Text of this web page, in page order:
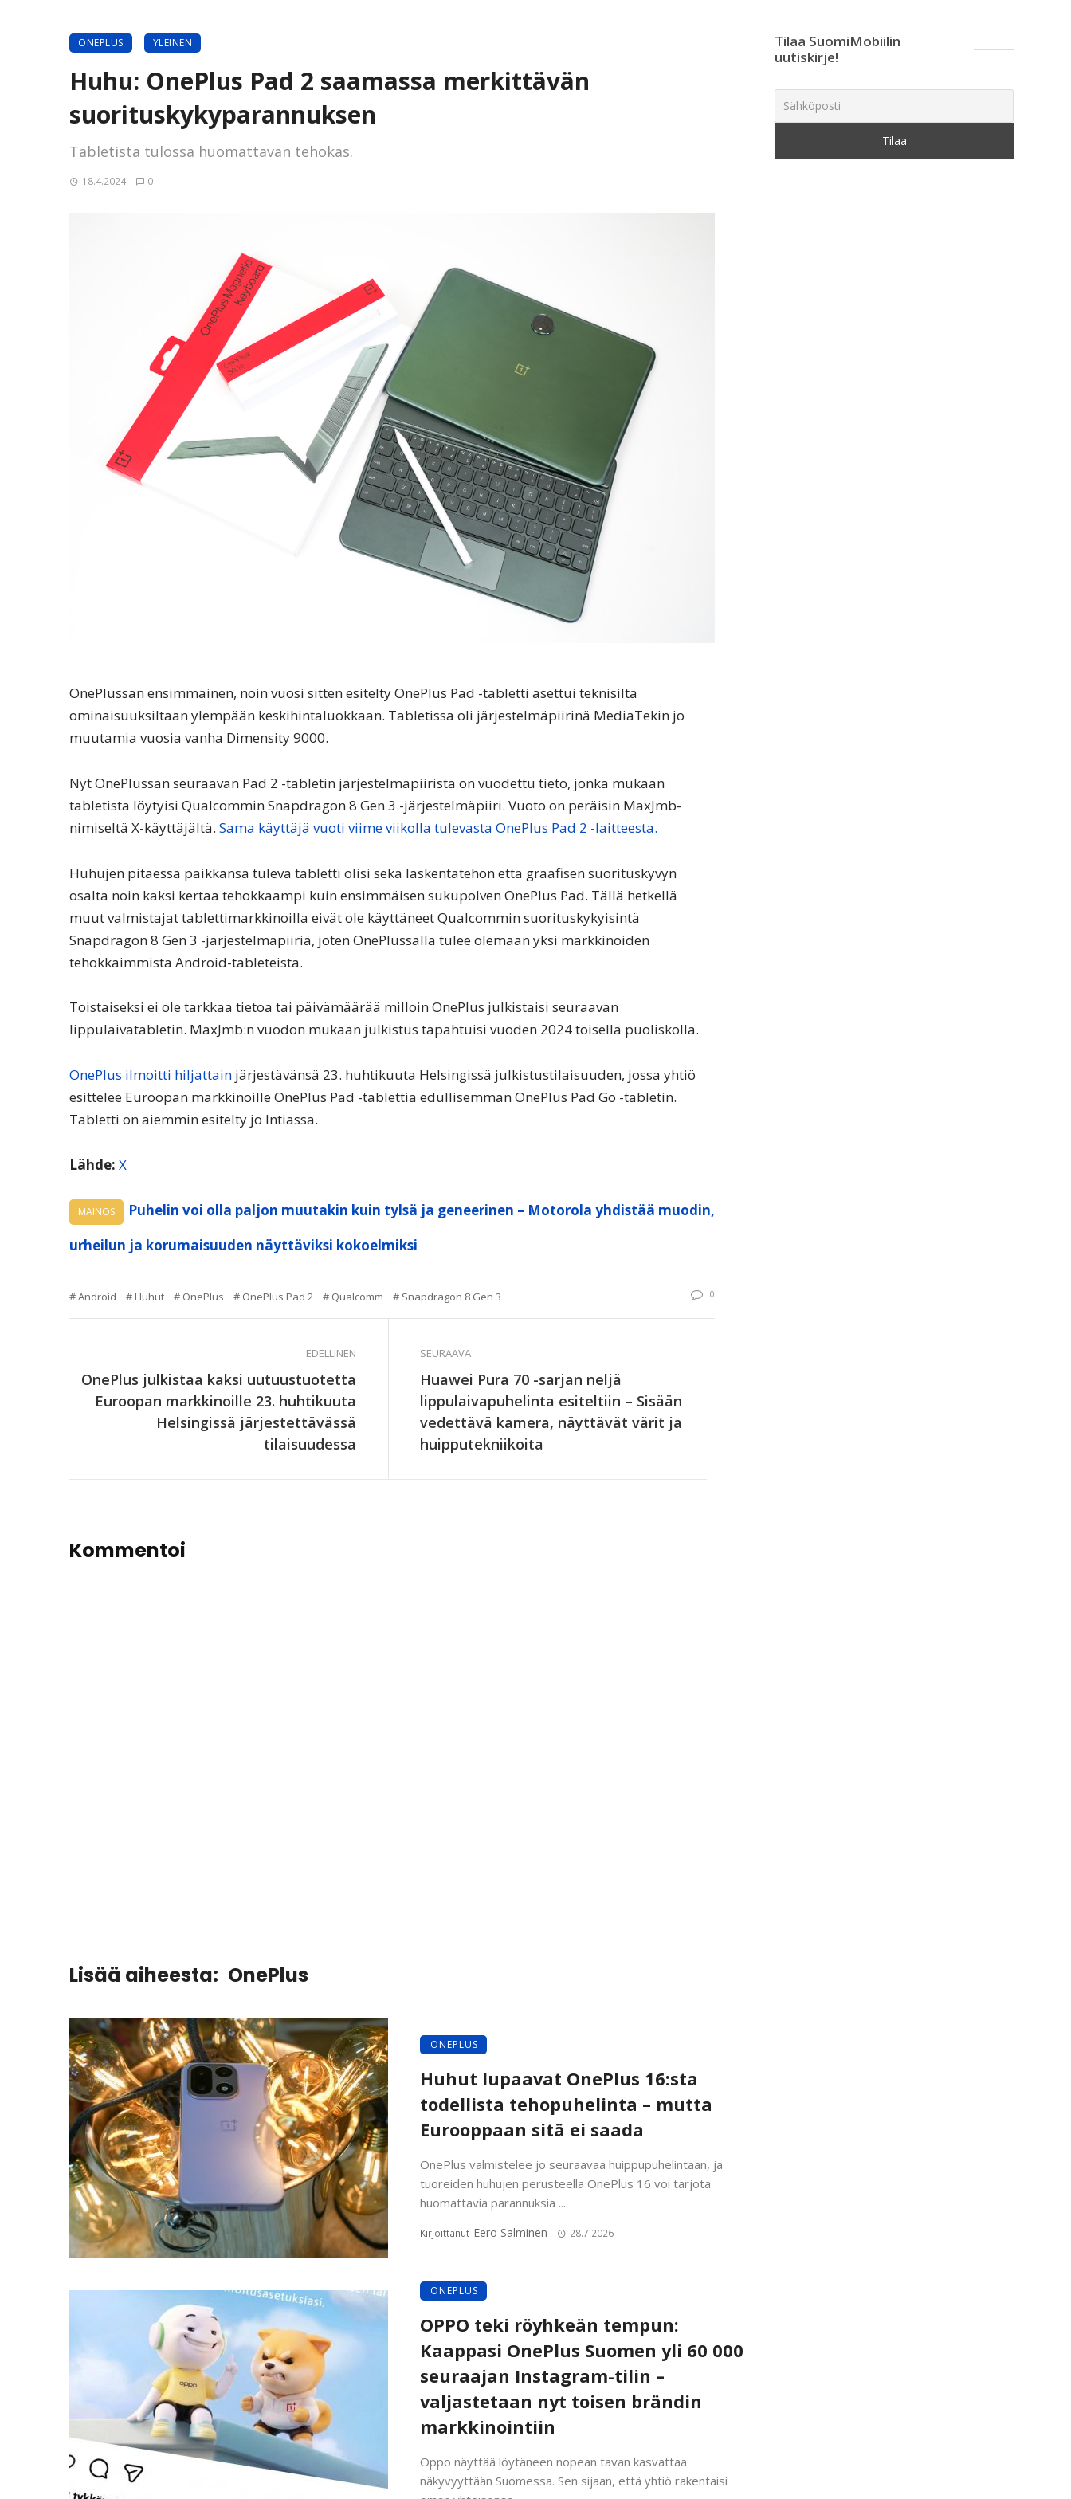
ONEPLUS YLEINEN
Huhu: OnePlus Pad 2 saamassa merkittävän
suorituskykyparannuksen
Tabletista tulossa huomattavan tehokas.
18.4.2024 0
OnePlussan ensimmäinen, noin vuosi sitten esitelty OnePlus Pad -tabletti asettui teknisiltä
ominaisuuksiltaan ylempään keskihintaluokkaan. Tabletissa oli järjestelmäpiirinä MediaTekin jo
muutamia vuosia vanha Dimensity 9000.
Nyt OnePlussan seuraavan Pad 2 -tabletin järjestelmäpiiristä on vuodettu tieto, jonka mukaan
tabletista löytyisi Qualcommin Snapdragon 8 Gen 3 -järjestelmäpiiri. Vuoto on peräisin MaxJmb-
nimiseltä X-käyttäjältä. Sama käyttäjä vuoti viime viikolla tulevasta OnePlus Pad 2 -laitteesta.
Huhujen pitäessä paikkansa tuleva tabletti olisi sekä laskentatehon että graafisen suorituskyvyn
osalta noin kaksi kertaa tehokkaampi kuin ensimmäisen sukupolven OnePlus Pad. Tällä hetkellä
muut valmistajat tablettimarkkinoilla eivät ole käyttäneet Qualcommin suorituskykyisintä
Snapdragon 8 Gen 3 -järjestelmäpiiriä, joten OnePlussalla tulee olemaan yksi markkinoiden
tehokkaimmista Android-tableteista.
Toistaiseksi ei ole tarkkaa tietoa tai päivämäärää milloin OnePlus julkistaisi seuraavan
lippulaivatabletin. MaxJmb:n vuodon mukaan julkistus tapahtuisi vuoden 2024 toisella puoliskolla.
OnePlus ilmoitti hiljattain järjestävänsä 23. huhtikuuta Helsingissä julkistustilaisuuden, jossa yhtiö
esittelee Euroopan markkinoille OnePlus Pad -tablettia edullisemman OnePlus Pad Go -tabletin.
Tabletti on aiemmin esitelty jo Intiassa.
Lähde: X
MAINOS
Puhelin voi olla paljon muutakin kuin tylsä ja geneerinen – Motorola yhdistää muodin,
urheilun ja korumaisuuden näyttäviksi kokoelmiksi
Android Huhut OnePlus OnePlus Pad 2 Qualcomm Snapdragon 8 Gen 3 0
EDELLINEN
OnePlus julkistaa kaksi uutuustuotetta
Euroopan markkinoille 23. huhtikuuta
Helsingissä järjestettävässä
tilaisuudessa
SEURAAVA
Huawei Pura 70 -sarjan neljä
lippulaivapuhelinta esiteltiin – Sisään
vedettävä kamera, näyttävät värit ja
huipputekniikoita
Kommentoi
Lisää aiheesta: OnePlus
ONEPLUS
Huhut lupaavat OnePlus 16:sta
todellista tehopuhelinta – mutta
Eurooppaan sitä ei saada
OnePlus valmistelee jo seuraavaa huippupuhelintaan, ja
tuoreiden huhujen perusteella OnePlus 16 voi tarjota
huomattavia parannuksia ...
Kirjoittanut Eero Salminen 28.7.2026
ONEPLUS
OPPO teki röyhkeän tempun:
Kaappasi OnePlus Suomen yli 60 000
seuraajan Instagram-tilin –
valjastetaan nyt toisen brändin
markkinointiin
Oppo näyttää löytäneen nopean tavan kasvattaa
näkyvyyttään Suomessa. Sen sijaan, että yhtiö rakentaisi
Tilaa SuomiMobiilin
uutiskirje!